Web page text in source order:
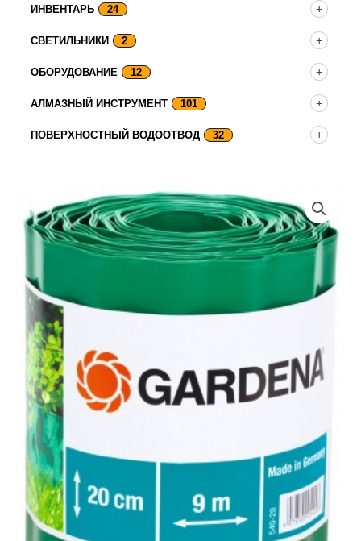
ИНВЕНТАРЬ 24
СВЕТИЛЬНИКИ 2
ОБОРУДОВАНИЕ 12
АЛМАЗНЫЙ ИНСТРУМЕНТ 101
ПОВЕРХНОСТНЫЙ ВОДООТВОД 32